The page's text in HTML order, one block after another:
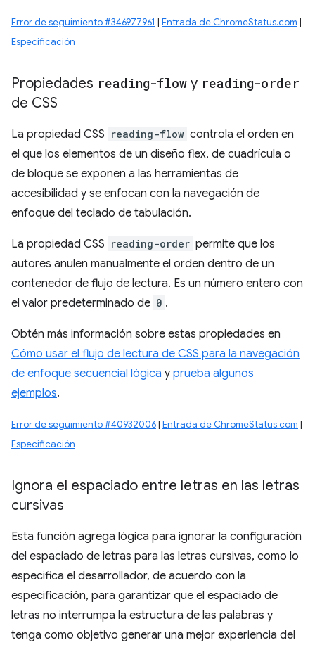
Error de seguimiento #346977961 | Entrada de ChromeStatus.com |
Especificación
Propiedades reading-flow y reading-order
de CSS
La propiedad CSS reading-flow controla el orden en
el que los elementos de un diseño flex, de cuadrícula o
de bloque se exponen a las herramientas de
accesibilidad y se enfocan con la navegación de
enfoque del teclado de tabulación.
La propiedad CSS reading-order permite que los
autores anulen manualmente el orden dentro de un
contenedor de flujo de lectura. Es un número entero con
el valor predeterminado de 0 .
Obtén más información sobre estas propiedades en
Cómo usar el flujo de lectura de CSS para la navegación
de enfoque secuencial lógica y prueba algunos
ejemplos.
Error de seguimiento #40932006| Entrada de ChromeStatus.com |
Especificación
Ignora el espaciado entre letras en las letras
cursivas
Esta función agrega lógica para ignorar la configuración
del espaciado de letras para las letras cursivas, como lo
especifica el desarrollador, de acuerdo con la
especificación, para garantizar que el espaciado de
letras no interrumpa la estructura de las palabras y
tenga como objetivo generar una mejor experiencia del